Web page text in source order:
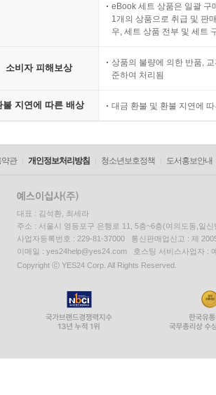
eBook 세트 상품은 일괄 구
1개의 상품으로 취급 및 판
우, 세트 상품 전부 및 세트
소비자 피해보상
상품의 불량에 의한 반품,
준하여 처리됨
불 지연에 따른 배상 대금 환불 및 환불 지연에
약관 개인정보처리방침 청소년보호정책 도서홍보안내
대표 : 김석환, 최세라
주소 : 서울시 영등포구 은행로 11, 5층~6층(여의도동,일신
사업자등록번호 : 229-81-37000 통신판매업신고 : 제
이메일 : yes24help@yes24.com 호스팅 서비스사업자 :
Copyright ⓒ YES24 Corp. All Rights Reserved.